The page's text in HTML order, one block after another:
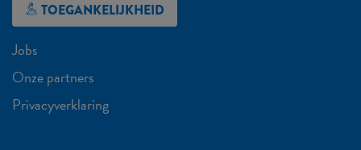
TOEGANKELIJKHEID
Jobs
Onze partners
Privacyverklaring